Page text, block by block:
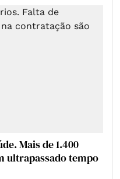
Mais de 1.400
ultrapassado tempo